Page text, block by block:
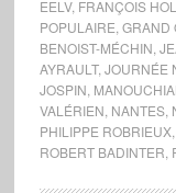
EELV, FRANÇOIS
POPULAIRE GRAND
BENOIST-MÉCHIN
AYRAULT, JOURNÉE
JOSPIN
VALÉRIEN NANTES,
PHILIPPE ROBRIEUX,
ROBERT BADINTER